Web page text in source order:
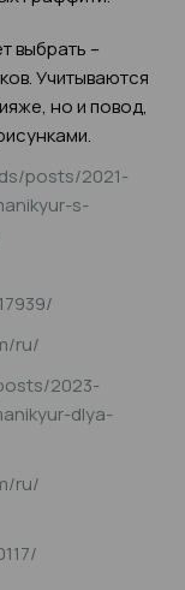
выбрать –
Учитываются
но и повод,
posts/2021-
s-
ru/
2023-
dlya-
ru/